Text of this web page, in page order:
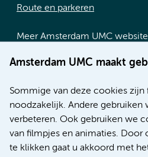
Amsterdam UMC maakt
Sommige van deze cookies
noodzakelijk. Andere gebruiken
verbeteren. Ook gebruiken we
van filmpjes en animaties. Door
te klikken gaat u akkoord met
Route en parkeren
Meer Amsterdam UMC
Werken bij Amsterdam UMC
Nieuws
Research
Educatie locatie AMC
Educatie locatie VUmc